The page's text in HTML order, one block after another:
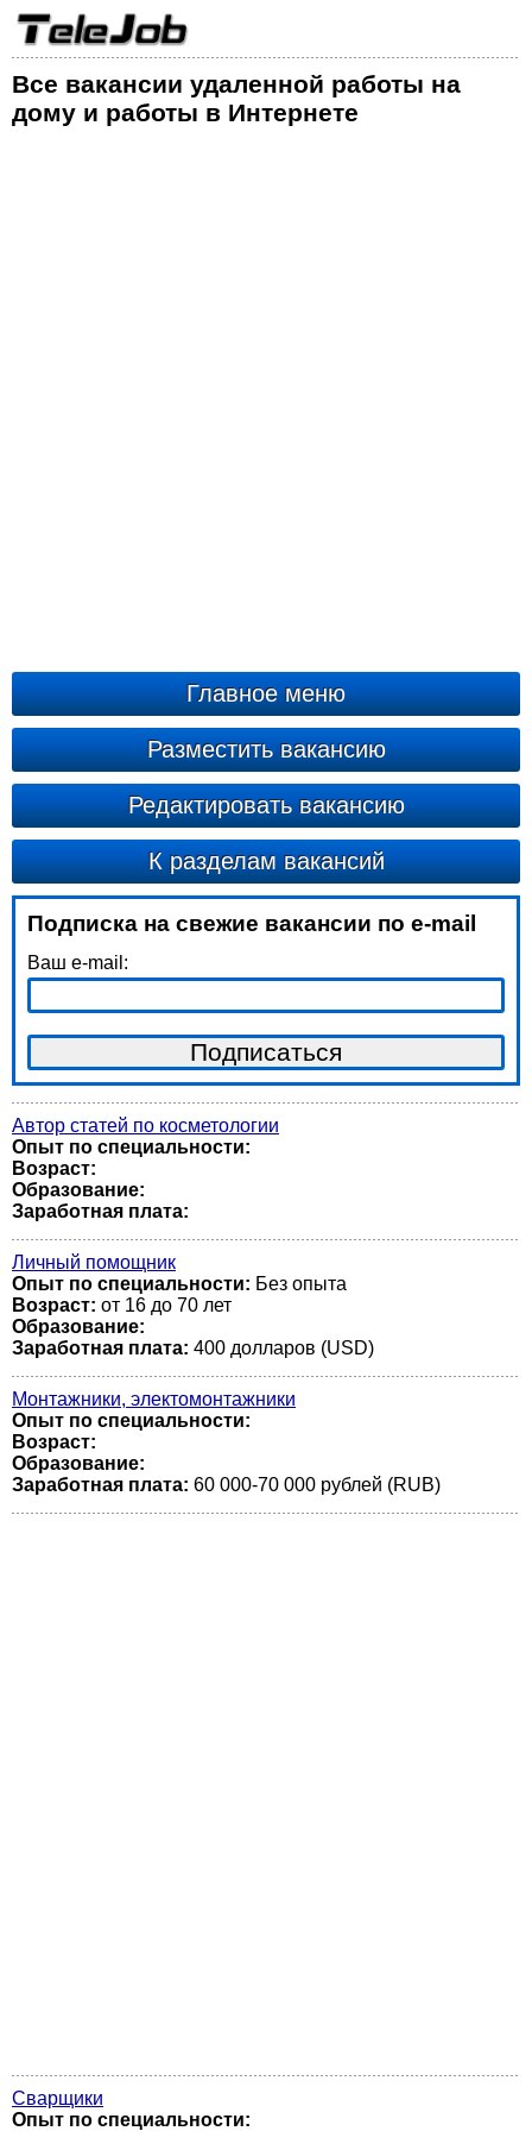
Все вакансии удаленной работы на
дому и работы в Интернете
Главное меню
Разместить вакансию
Редактировать вакансию
К разделам вакансий
Подписка на свежие вакансии по e-mail
Ваш e-mail:
Автор статей по косметологии
Опыт по специальности:
Возраст:
Образование:
Заработная плата:
Личный помощник
Опыт по специальности: Без опыта
Возраст: от 16 до 70 лет
Образование:
Заработная плата: 400 долларов (USD)
Монтажники, электомонтажники
Опыт по специальности:
Возраст:
Образование:
Заработная плата: 60 000-70 000 рублей (RUB)
Сварщики
Опыт по специальности: